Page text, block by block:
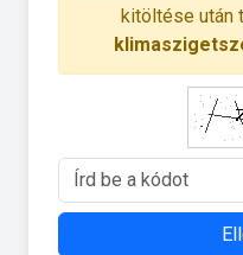
kitöltése után